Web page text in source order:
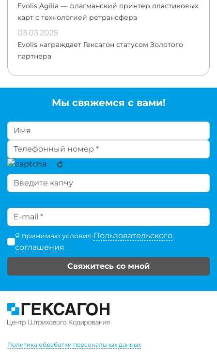
Evolis Agilia — флагманский принтер пластиковых
карт с технологией ретрансфера
03.03.2025
Evolis награждает Гексагон статусом Золотого
партнера
Мы свяжемся с вами!
Я принимаю условия Пользовательского
соглашения
Свяжитесь со мной
Политика обработки персональных данных